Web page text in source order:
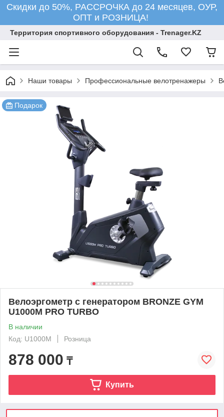
Скидки до 50%, РАССРОЧКА до 24 месяцев, ОУР,
ОПТ и РОЗНИЦА!
Территория спортивного оборудования - Trenager.KZ
Наши товары Профессиональные велотренажеры
Подарок
Велоэргометр с генератором BRONZE GYM
U1000M PRO TURBO
В наличии
Код: U1000M
Розница
878 000 ₸
Купить